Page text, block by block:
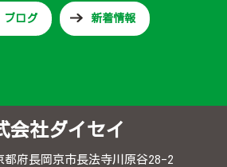
ブログ 新着情報
会社ダイセイ
都府長岡京市長法寺川原谷28-2